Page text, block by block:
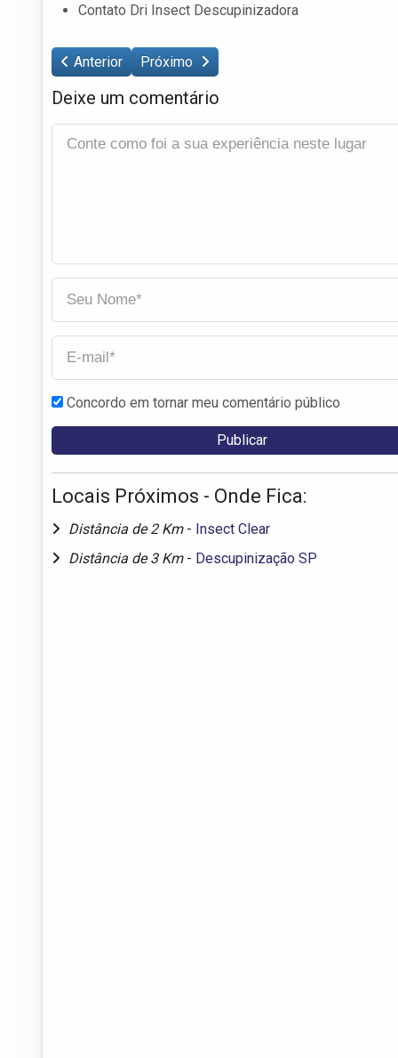
Contato Dri Insect Descupinizadora
Anterior Próximo
Deixe um comentário
Concordo em tornar meu comentário público
Locais Próximos - Onde Fica:
Distância de 2 Km - Insect Clear
Distância de 3 Km - Descupinização SP